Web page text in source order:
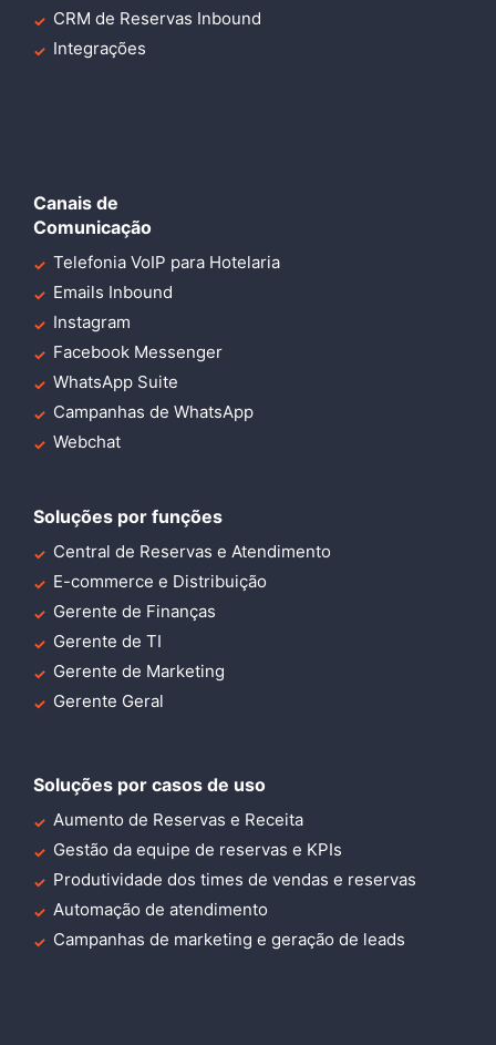
CRM de Reservas Inbound
Integrações
Canais de
Comunicação
Telefonia VoIP para Hotelaria
Emails Inbound
Instagram
Facebook Messenger
WhatsApp Suite
Campanhas de WhatsApp
Webchat
Soluções por funções
Central de Reservas e Atendimento
E-commerce e Distribuição
Gerente de Finanças
Gerente de TI
Gerente de Marketing
Gerente Geral
Soluções por casos de uso
Aumento de Reservas e Receita
Gestão da equipe de reservas e KPIs
Produtividade dos times de vendas e reservas
Automação de atendimento
Campanhas de marketing e geração de leads